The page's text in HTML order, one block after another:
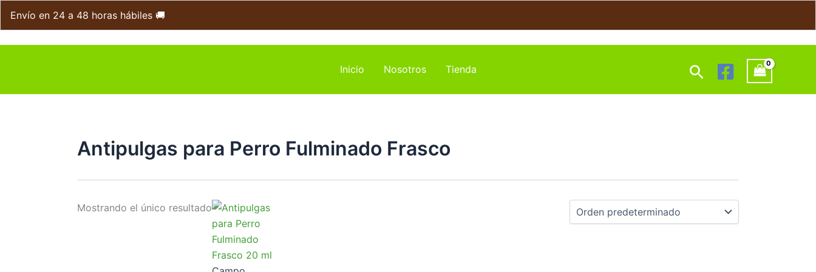
Envío en 24 a 48 horas hábiles 🚚
Inicio Nosotros Tienda Buscar
Antipulgas para Perro Fulminado Frasco
Mostrando el único resultado